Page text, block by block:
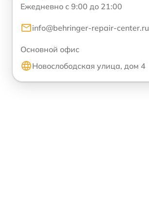
Ежедневно с 9:00 до 21:00
info@behringer-repair-center.ru
Основной офис
Новослободская улица, дом 4